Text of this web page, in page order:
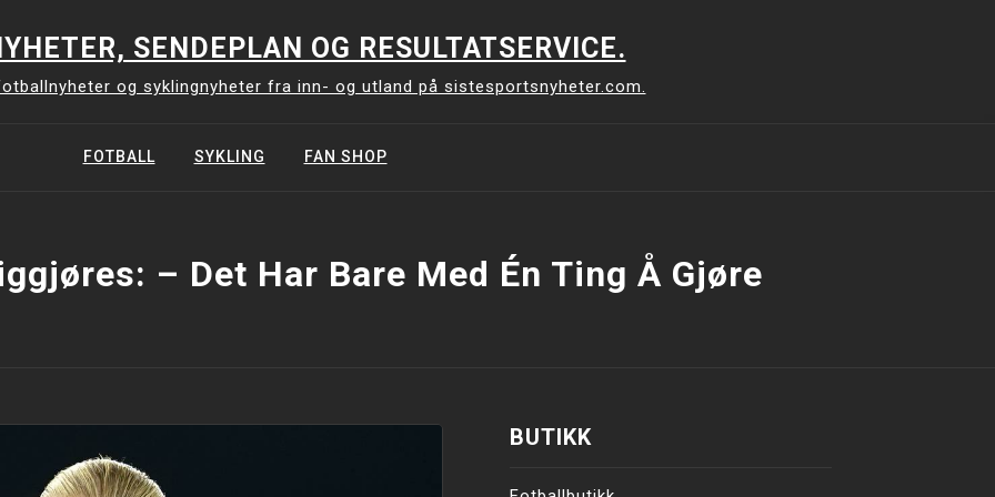
SENDEPLAN OG RESULTATSERVICE.
og syklingnyheter fra inn- og utland på sistesportsnyheter.com.
FOTBALL SYKLING FAN SHOP
– Det Har Bare Med Én Ting Å Gjøre
BUTIKK